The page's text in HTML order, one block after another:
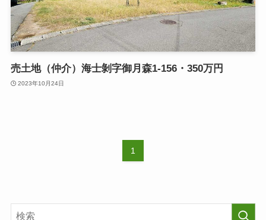
売土地（仲介）海士剝字御月森1-156・350万円
2023年10月24日
1